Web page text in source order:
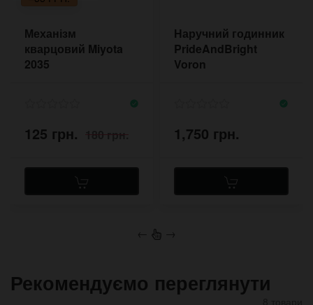
Механізм
кварцовий Miyota
2035
125 грн. 180 грн.
Наручний годинник
PrideAndBright
Voron
1,750 грн.
← →
Рекомендуємо переглянути